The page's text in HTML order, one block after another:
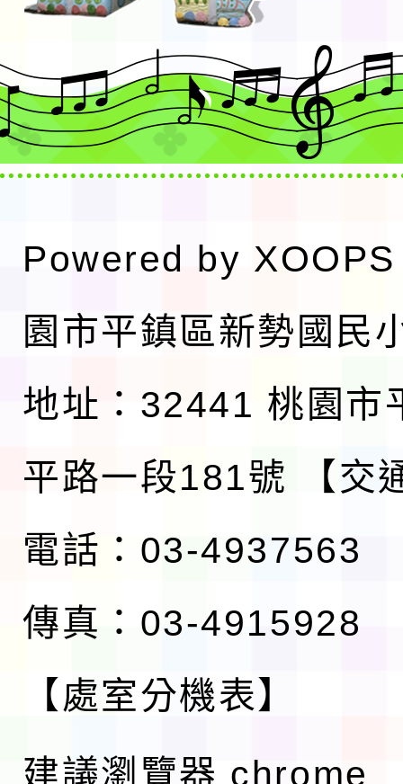
Powered by XOOPS
園市平鎮區新勢國民
地址：32441 桃園市
平路一段181號
【交
電話：03-4937563
傳真：03-4915928
【處室分機表】
建議瀏覽器 chrome